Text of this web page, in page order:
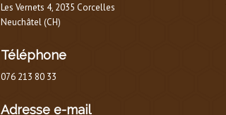
Les Vernets 4, 2035 Corcelles
Neuchâtel (CH)
Téléphone
076 213 80 33
Adresse e-mail